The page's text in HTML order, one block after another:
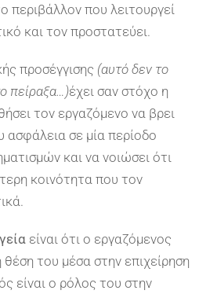
περιβάλλον που λειτουργεί
και τον προστατεύει.
προσέγγισης (αυτό δεν το
πείραξα…)έχει σαν στόχο η
τον εργαζόμενο να βρει
σε μία περίοδο
και να νοιώσει ότι
κοινότητα που τον
είναι ότι ο εργαζόμενος
θέση του μέσα στην επιχείρηση
είναι ο ρόλος του στην